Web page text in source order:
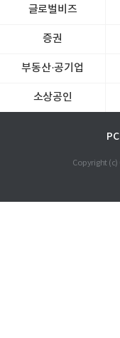
글로벌비즈
증권
부동산·공기업
소상공인
Copyright (c)